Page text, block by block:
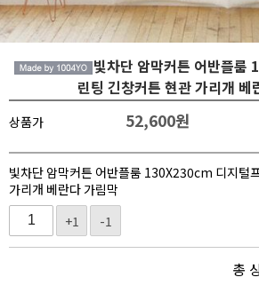
빛차단 암막커튼 어반플룸
린팅 긴창커튼 현관 가리개 베
상품가 52,600원
빛차단 암막커튼 어반플룸 130X230cm 디지털
가리개 베란다 가림막
+1
-1
총